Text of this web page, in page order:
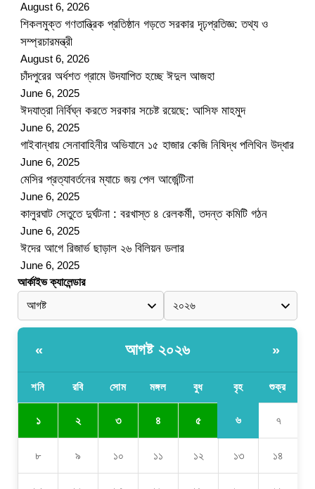
August 6, 2026
শিকলমুক্ত গণতান্ত্রিক প্রতিষ্ঠান গড়তে সরকার দৃঢ়প্রতিজ্ঞ: তথ্য ও
সম্প্রচারমন্ত্রী
August 6, 2026
চাঁদপুরের অর্ধশত গ্রামে উদযাপিত হচ্ছে ঈদুল আজহা
June 6, 2025
ঈদযাত্রা নির্বিঘ্ন করতে সরকার সচেষ্ট রয়েছে: আসিফ মাহমুদ
June 6, 2025
গাইবান্ধায় সেনাবাহিনীর অভিযানে ১৫ হাজার কেজি নিষিদ্ধ পলিথিন উদ্ধার
June 6, 2025
মেসির প্রত্যাবর্তনের ম্যাচে জয় পেল আর্জেন্টিনা
June 6, 2025
কালুরঘাট সেতুতে দুর্ঘটনা : বরখাস্ত ৪ রেলকর্মী, তদন্ত কমিটি গঠন
June 6, 2025
ঈদের আগে রিজার্ভ ছাড়াল ২৬ বিলিয়ন ডলার
June 6, 2025
আর্কাইভ ক্যালেন্ডার
« আগষ্ট ২০২৬ »
শনি রবি সোম মঙ্গল বুধ বৃহ শুক্র
১ ২ ৩ ৪ ৫ ৬ ৭
৮ ৯ ১০ ১১ ১২ ১৩ ১৪